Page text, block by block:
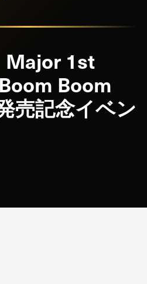
Major 1st
Boom
売記念イベン